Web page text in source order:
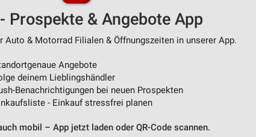
Prospekte & Angebote App
Auto & Motorrad Filialen & Öffnungszeiten in unserer App.
Angebote
deinem Lieblingshändler
Benachrichtigungen bei neuen Prospekten
- Einkauf stressfrei planen
mobil – App jetzt laden oder QR-Code scannen.